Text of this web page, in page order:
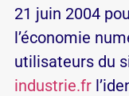
21 juin 2004
l’économie
utilisateurs du
industrie.fr